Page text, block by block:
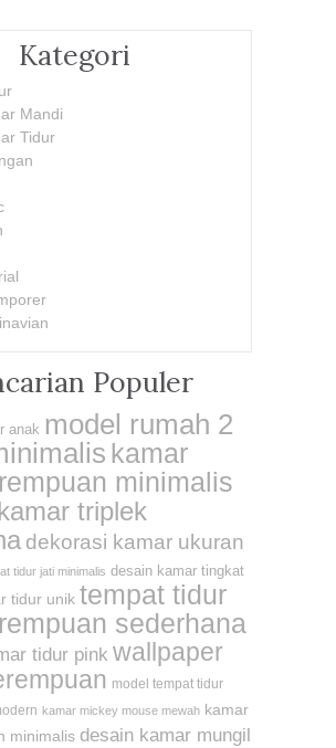
Kategori
Mandi
Tidur
Populer
anak model rumah 2
kamar
minimalis
triplek
dekorasi kamar ukuran
tidur jati minimalis desain kamar tingkat
tidur unik tempat tidur
sederhana
tidur pink wallpaper
model tempat tidur
kamar mickey mouse mewah kamar
minimalis desain kamar mungil